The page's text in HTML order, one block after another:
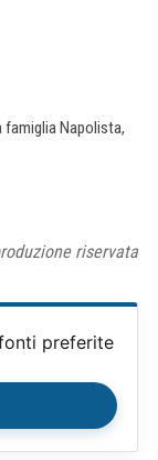
Napolista,
riservata
preferite